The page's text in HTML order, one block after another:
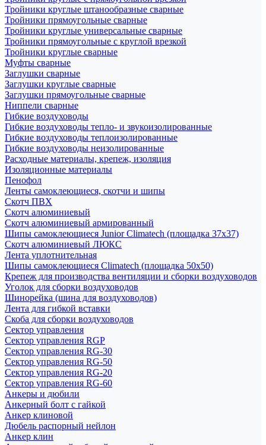
Тройники круглые штанообразные сварные
Тройники прямоугольные сварные
Тройники круглые универсальные сварные
Тройники прямоугольные с круглой врезкой
Тройники круглые сварные
Муфты сварные
Заглушки сварные
Заглушки круглые сварные
Заглушки прямоугольные сварные
Ниппели сварные
Гибкие воздуховоды
Гибкие воздуховоды тепло- и звукоизолированные
Гибкие воздуховоды теплоизолированные
Гибкие воздуховоды неизолированные
Расходные материалы, крепеж, изоляция
Изоляционные материалы
Пенофол
Ленты самоклеющиеся, скотчи и шипы
Скотч ПВХ
Скотч алюминиевый
Скотч алюминиевый армированный
Шипы самоклеющиеся Junior Climatech (площадка 37х37)
Скотч алюминиевый ЛЮКС
Лента уплотнительная
Шипы самоклеющиеся Climatech (площадка 50х50)
Крепеж для производства вентиляции и сборки воздуховодов
Уголок для сборки воздуховодов
Шинорейка (шина для воздуховодов)
Лента для гибкой вставки
Скоба для сборки воздуховодов
Сектор управления
Сектор управления RGP
Сектор управления RG-30
Сектор управления RG-50
Сектор управления RG-20
Сектор управления RG-60
Анкеры и дюбили
Анкерный болт с гайкой
Анкер клиновой
Дюбель распорный нейлон
Анкер клин